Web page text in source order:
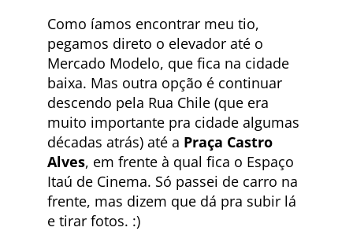
Como íamos encontrar meu tio,
pegamos direto o elevador até o
Mercado Modelo, que fica na cidade
baixa. Mas outra opção é continuar
descendo pela Rua Chile (que era
muito importante pra cidade algumas
décadas atrás) até a Praça Castro
Alves, em frente à qual fica o Espaço
Itaú de Cinema. Só passei de carro na
frente, mas dizem que dá pra subir lá
e tirar fotos. :)